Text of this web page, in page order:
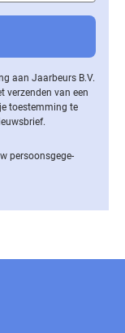
aan Jaarbeurs B.V.
verzenden van een
toestemming te
per­soons­ge­ge­